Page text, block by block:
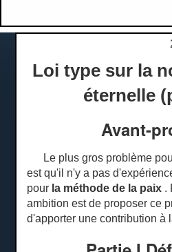
Loi type sur la
éternelle
Avant-
Le plus gros problème
est qu'il n'y a pas
pour la méthode de la paix .
ambition est de proposer ce
d'apporter une contribution à